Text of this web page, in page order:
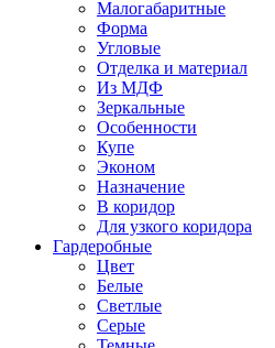
Малогабаритные
Форма
Угловые
Отделка и материал
Из МДФ
Зеркальные
Особенности
Купе
Эконом
Назначение
В коридор
Для узкого коридора
Гардеробные
Цвет
Белые
Светлые
Серые